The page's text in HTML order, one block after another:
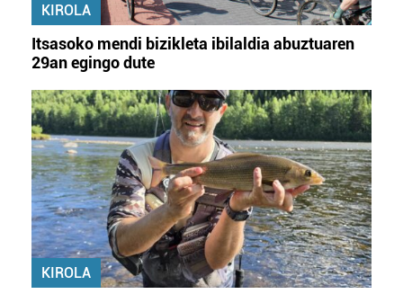
KIROLA
Itsasoko mendi bizikleta ibilaldia abuztuaren
29an egingo dute
KIROLA